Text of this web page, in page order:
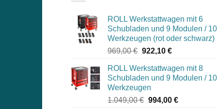
ROLL Werkstattwagen mit 6
Schubladen und 9 Modulen /
Werkzeugen (rot oder schwarz)
969,00€ Ursprünglicher
war:
969,00 €
922,10 €Aktueller
ist:
922,10 €.
ROLL Werkstattwagen mit 8
Schubladen und 9 Modulen /
Werkzeugen
1.049,00€ Ursprünglicher
994,00 €Aktueller